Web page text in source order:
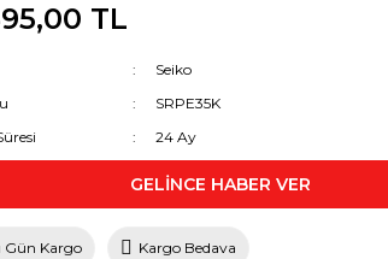
TL
Seiko
SRPE35K
24 Ay
GELİNCE HABER VER
Gün Kargo Kargo Bedava